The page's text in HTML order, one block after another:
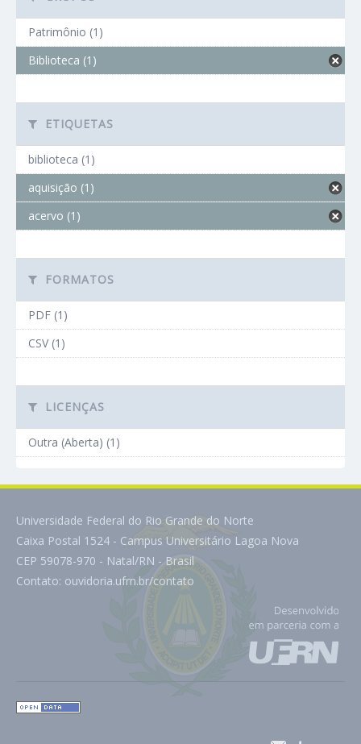
Patrimônio (1)
Biblioteca (1)
ETIQUETAS
biblioteca (1)
aquisição (1)
acervo (1)
FORMATOS
PDF (1)
CSV (1)
LICENÇAS
Outra (Aberta) (1)
Universidade Federal do Rio Grande do Norte
Caixa Postal 1524 - Campus Universitário Lagoa Nova
CEP 59078-970 - Natal/RN - Brasil
Contato: ouvidoria.ufrn.br/contato